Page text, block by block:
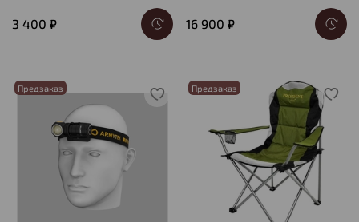
3 400 ₽ 16 900 ₽
Предзаказ Предзаказ